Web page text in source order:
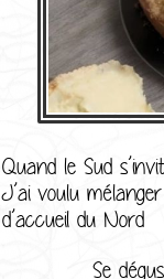
Quand le Sud
J’ai voulu
d’accueil du Nord
Se